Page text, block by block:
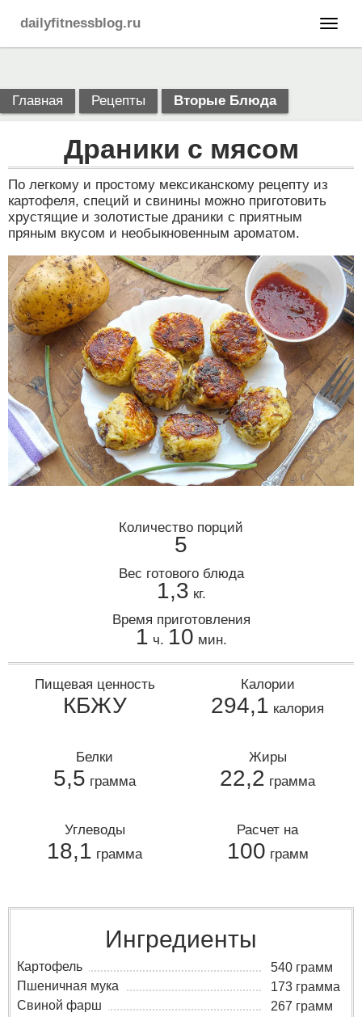
dailyfitnessblog.ru
Главная Рецепты Вторые Блюда
Драники с мясом
По легкому и простому мексиканскому рецепту из
картофеля, специй и свинины можно приготовить
хрустящие и золотистые драники с приятным
пряным вкусом и необыкновенным ароматом.
Количество порций
5
Вес готового блюда
1,3 кг.
Время приготовления
1 ч. 10 мин.
Пищевая ценность
КБЖУ
Калории
294,1 калория
Белки
5,5 грамма
Жиры
22,2 грамма
Углеводы
18,1 грамма
Расчет на
100 грамм
Ингредиенты
Картофель
540 грамм
Пшеничная мука
173 грамма
Свиной фарш
267 грамм